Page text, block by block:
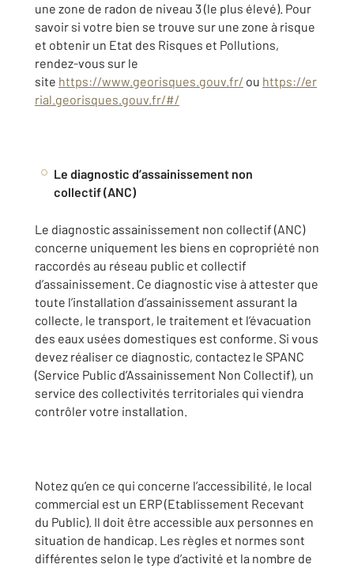
une zone de radon de niveau 3 (le plus élevé). Pour
savoir si votre bien se trouve sur une zone à risque
et obtenir un Etat des Risques et Pollutions,
rendez-vous sur le
site https://www.georisques.gouv.fr/ ou https://er
rial.georisques.gouv.fr/#/
Le diagnostic d’assainissement non
collectif (ANC)
Le diagnostic assainissement non collectif (ANC)
concerne uniquement les biens en copropriété non
raccordés au réseau public et collectif
d’assainissement. Ce diagnostic vise à attester que
toute l’installation d’assainissement assurant la
collecte, le transport, le traitement et l’évacuation
des eaux usées domestiques est conforme. Si vous
devez réaliser ce diagnostic, contactez le SPANC
(Service Public d’Assainissement Non Collectif), un
service des collectivités territoriales qui viendra
contrôler votre installation.
Notez qu’en ce qui concerne l’accessibilité, le local
commercial est un ERP (Etablissement Recevant
du Public). Il doit être accessible aux personnes en
situation de handicap. Les règles et normes sont
différentes selon le type d’activité et la nombre de